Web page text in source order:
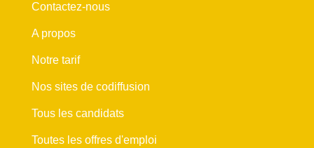
Contactez-nous
A propos
Notre tarif
Nos sites de codiffusion
Tous les candidats
Toutes les offres d'emploi